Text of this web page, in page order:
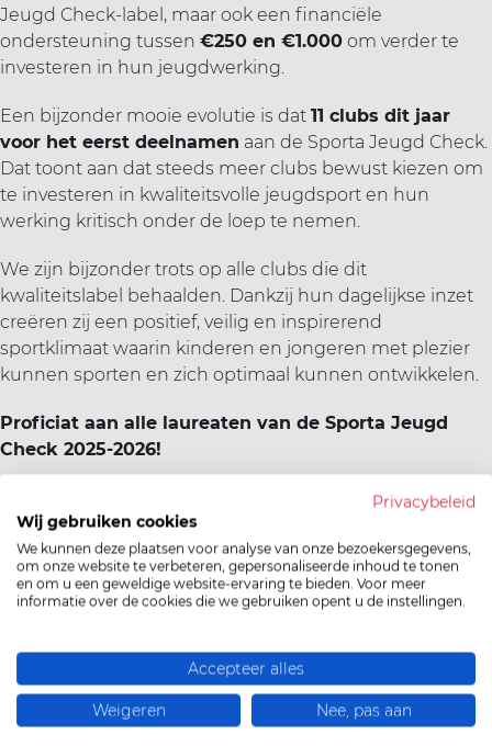
Jeugd Check-label, maar ook een financiële
ondersteuning tussen €250 en €1.000 om verder te
investeren in hun jeugdwerking.
Een bijzonder mooie evolutie is dat 11 clubs dit jaar
voor het eerst deelnamen aan de Sporta Jeugd Check.
Dat toont aan dat steeds meer clubs bewust kiezen om
te investeren in kwaliteitsvolle jeugdsport en hun
werking kritisch onder de loep te nemen.
We zijn bijzonder trots op alle clubs die dit
kwaliteitslabel behaalden. Dankzij hun dagelijkse inzet
creëren zij een positief, veilig en inspirerend
sportklimaat waarin kinderen en jongeren met plezier
kunnen sporten en zich optimaal kunnen ontwikkelen.
Proficiat aan alle laureaten van de Sporta Jeugd
Check 2025-2026!
Club
Goju Ryu Nijlen en Grobbendonk
tkd-hicham
Ac
Vrije zwemmers Wenduine - De Haan
TTC
Turnkring Estetika Ekeren Donk
Nova
SCHUBAD HERK
St.-Niklase
KTTC Leugenberg
Lichterveldse Zwemclub
Privacybeleid
Wij gebruiken cookies
We kunnen deze plaatsen voor analyse van onze bezoekersgegevens,
om onze website te verbeteren, gepersonaliseerde inhoud te tonen
en om u een geweldige website-ervaring te bieden. Voor meer
informatie over de cookies die we gebruiken opent u de instellingen.
Accepteer alles
Weigeren Nee, pas aan